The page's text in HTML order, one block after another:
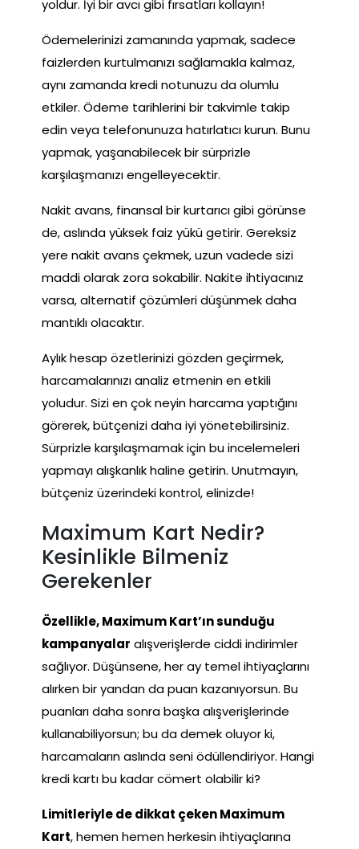
yoldur. İyi bir avcı gibi fırsatları kollayın!
Ödemelerinizi zamanında yapmak, sadece
faizlerden kurtulmanızı sağlamakla kalmaz,
aynı zamanda kredi notunuzu da olumlu
etkiler. Ödeme tarihlerini bir takvimle takip
edin veya telefonunuza hatırlatıcı kurun. Bunu
yapmak, yaşanabilecek bir sürprizle
karşılaşmanızı engelleyecektir.
Nakit avans, finansal bir kurtarıcı gibi görünse
de, aslında yüksek faiz yükü getirir. Gereksiz
yere nakit avans çekmek, uzun vadede sizi
maddi olarak zora sokabilir. Nakite ihtiyacınız
varsa, alternatif çözümleri düşünmek daha
mantıklı olacaktır.
Aylık hesap özetlerinizi gözden geçirmek,
harcamalarınızı analiz etmenin en etkili
yoludur. Sizi en çok neyin harcama yaptığını
görerek, bütçenizi daha iyi yönetebilirsiniz.
Sürprizle karşılaşmamak için bu incelemeleri
yapmayı alışkanlık haline getirin. Unutmayın,
bütçeniz üzerindeki kontrol, elinizde!
Maximum Kart Nedir?
Kesinlikle Bilmeniz
Gerekenler
Özellikle, Maximum Kart’ın sunduğu
kampanyalar alışverişlerde ciddi indirimler
sağlıyor. Düşünsene, her ay temel ihtiyaçlarını
alırken bir yandan da puan kazanıyorsun. Bu
puanları daha sonra başka alışverişlerinde
kullanabiliyorsun; bu da demek oluyor ki,
harcamaların aslında seni ödüllendiriyor. Hangi
kredi kartı bu kadar cömert olabilir ki?
Limitleriyle de dikkat çeken Maximum
Kart, hemen hemen herkesin ihtiyaçlarına